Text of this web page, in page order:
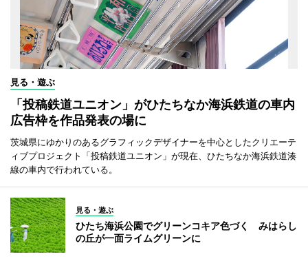
見る・遊ぶ
「投稿鉄道ユニオン」がひたちなか海浜鉄道の車内
広告枠を作品発表の場に
茨城県にゆかりのあるグラフィックデザイナーを中心としたクリエーテ
ィブプロジェクト「投稿鉄道ユニオン」が現在、ひたちなか海浜鉄道湊
線の車内で行われている。
見る・遊ぶ
ひたち海浜公園でグリーンコキア色づく みはらし
の丘が一面ライムグリーンに